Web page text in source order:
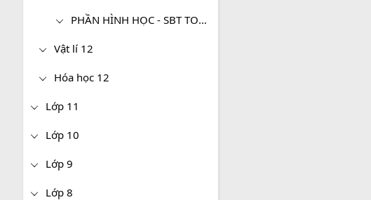
PHẦN HÌNH HỌC - SBT TOÁN 12 (NÂNG CAO)
Vật lí 12
Hóa học 12
Lớp 11
Lớp 10
Lớp 9
Lớp 8